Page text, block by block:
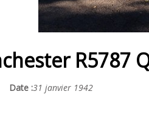
R5787
Date :31 janvier 1942